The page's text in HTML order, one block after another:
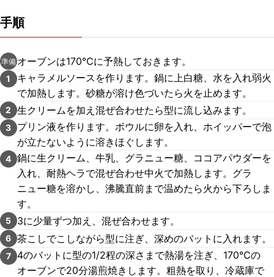
手順
準備 オーブンは170℃に予熱しておきます。
1
キャラメルソースを作ります。鍋に上白糖、水を入れ弱火
で加熱します。砂糖が溶け色づいたら火を止めます。
2 生クリームを加え混ぜ合わせたら型に流し込みます。
3
プリン液を作ります。ボウルに卵を入れ、ホイッパーで泡
が立たないように溶きほぐします。
4 鍋に生クリーム、牛乳、グラニュー糖、ココアパウダーを
入れ、耐熱ヘラで混ぜ合わせ中火で加熱します。グラ
ニュー糖を溶かし、沸騰直前まで温めたら火から下ろしま
す。
5 3に少量ずつ加え、混ぜ合わせます。
6 茶こしでこしながら型に注ぎ、深めのバットに入れます。
7
4のバットに型の1/2程の深さまで熱湯を注ぎ、170℃の
オーブンで20分湯煎焼きします。粗熱を取り、冷蔵庫で